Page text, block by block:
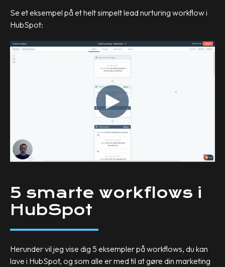
Se et eksempel på et helt simpelt lead nurturing workflow i
HubSpot:
5 smarte workflows i
HubSpot
Herunder vil jeg vise dig 5 eksempler på workflows, du kan
lave i HubSpot, og som alle er med til at gøre din marketing